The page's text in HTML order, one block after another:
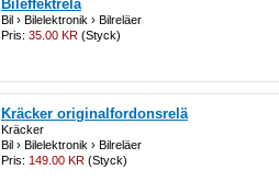
Bileffektrelä
Bil › Bilelektronik › Bilreläer
Pris: 35.00 KR (Styck)
Kräcker originalfordonsrelä
Kräcker
Bil › Bilelektronik › Bilreläer
Pris: 149.00 KR (Styck)